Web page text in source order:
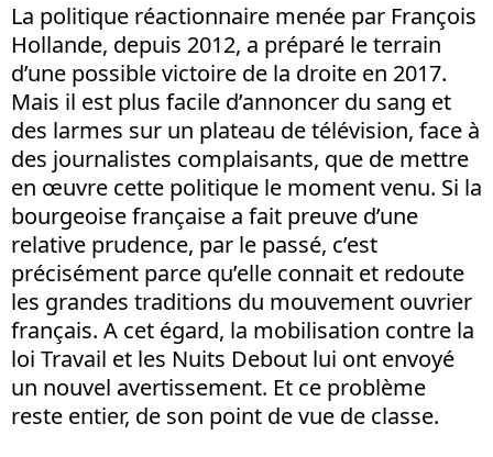
La politique réactionnaire menée par François
Hollande, depuis 2012, a préparé le terrain
d’une possible victoire de la droite en 2017.
Mais il est plus facile d’annoncer du sang et
des larmes sur un plateau de télévision, face à
des journalistes complaisants, que de mettre
en œuvre cette politique le moment venu. Si la
bourgeoise française a fait preuve d’une
relative prudence, par le passé, c’est
précisément parce qu’elle connait et redoute
les grandes traditions du mouvement ouvrier
français. A cet égard, la mobilisation contre la
loi Travail et les Nuits Debout lui ont envoyé
un nouvel avertissement. Et ce problème
reste entier, de son point de vue de classe.